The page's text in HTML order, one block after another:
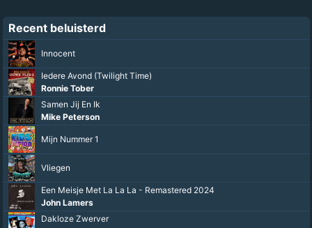
Recent beluisterd
Innocent
Iedere Avond (Twilight Time)
Ronnie Tober
Samen Jij En Ik
Mike Peterson
Mijn Nummer 1
Vliegen
Een Meisje Met La La La - Remastered 2024
John Lamers
Dakloze Zwerver